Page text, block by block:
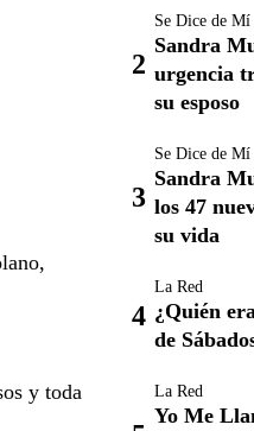
y toda
Se Dice de Mí
Sandra
urgencia
su esposo
Se Dice de Mí
Sandra
los 47
su vida
La Red
¿Quién
de
La Red
Yo Me